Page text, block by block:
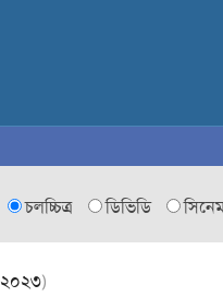
চলচ্চিত্র ডিভিডি
২০২৩)